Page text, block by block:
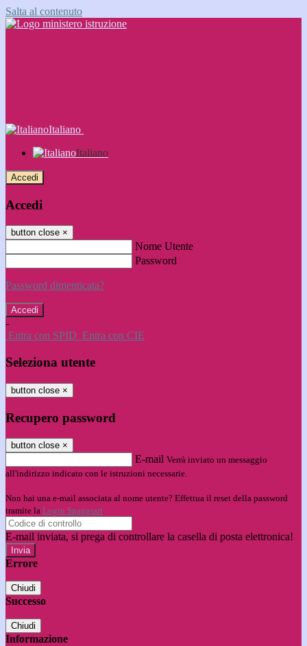
Salta al contenuto
Italiano
Italiano
Accedi
Accedi
button close ×
Nome Utente
Password
Password dimenticata?
-
Entra con SPID Entra con CIE
Seleziona utente
button close ×
Recupero password
button close ×
E-mail Verrà inviato un messaggio
all'indirizzo indicato con le istruzioni necessarie.
Non hai una e-mail associata al nome utente? Effettua il reset della password
tramite la Login Spaggiari
E-mail inviata, si prega di controllare la casella di posta elettronica!
Errore
Chiudi
Successo
Chiudi
Informazione